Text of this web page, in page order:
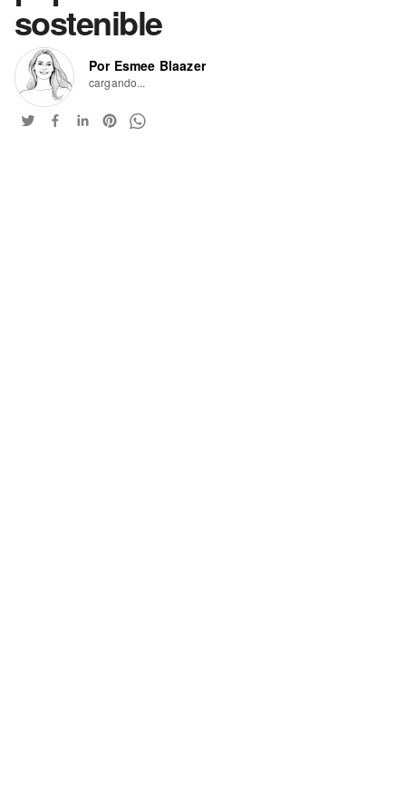
sostenible
Por Esmee Blaazer
cargando...